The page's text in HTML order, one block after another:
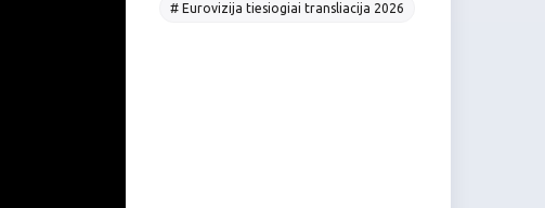
# Eurovizija tiesiogiai transliacija 2026